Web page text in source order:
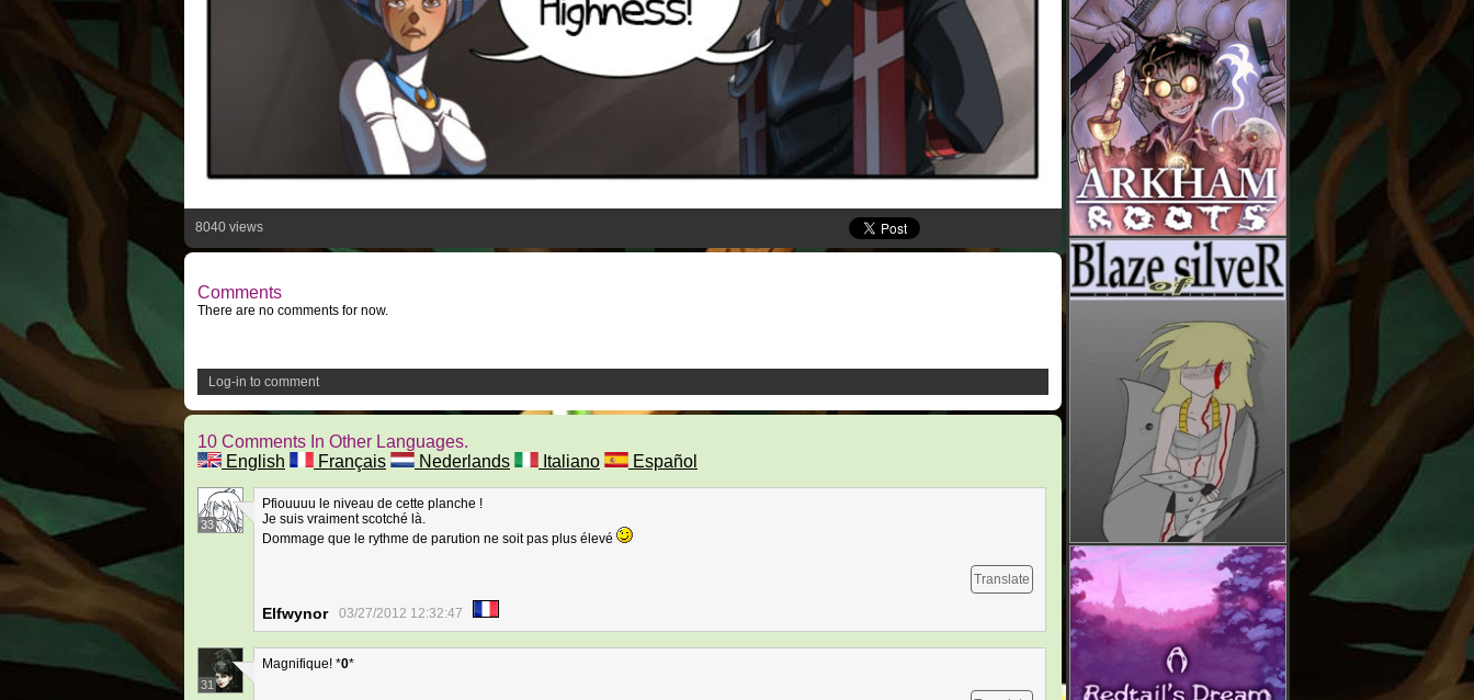
8040 views
Comments
There are no comments for now.
Log-in to comment
10 Comments In Other Languages.
English
Français Nederlands Italiano Español
33
Pfiouuuu le niveau de cette planche !
Je suis vraiment scotché là.
Dommage que le rythme de parution ne soit pas plus élevé
Translate
Elfwynor 03/27/2012 12:32:47
31
Magnifique! *0*